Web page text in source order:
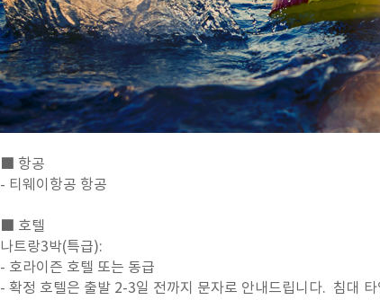
■ 항공
- 티웨이항공 항공
■ 호텔
나트랑3박(특급):
- 호라이즌 호텔 또는 동급
- 확정 호텔은 출발 2-3일 전까지 문자로 안내드립니다. 침대